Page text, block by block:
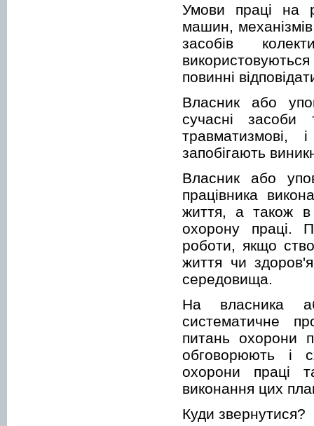
Умови праці на
машин,
засобів
повинні
Власник або
сучасні засоби
травматизмові,
запобігають
Власник або
працівника
життя, а також в
охорону праці.
роботи, якщо
життя чи
середовища.
На власника
систематичне
питань охорони
обговорюють і
охорони праці
виконання цих
Куди звернутися?